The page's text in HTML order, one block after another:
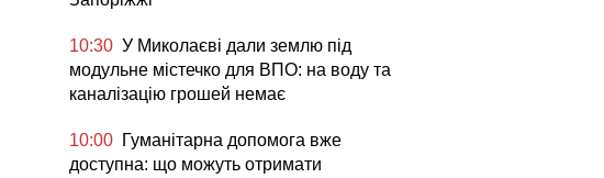
10:30 У Миколаєві дали землю під
модульне містечко для ВПО: на воду та
каналізацію грошей немає
10:00 Гуманітарна допомога вже
доступна: що можуть отримати